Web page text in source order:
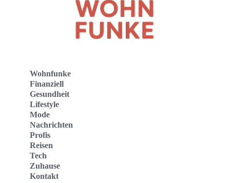
Wohnfunke
Finanziell
Gesundheit
Lifestyle
Mode
Nachrichten
Profis
Reisen
Tech
Zuhause
Kontakt